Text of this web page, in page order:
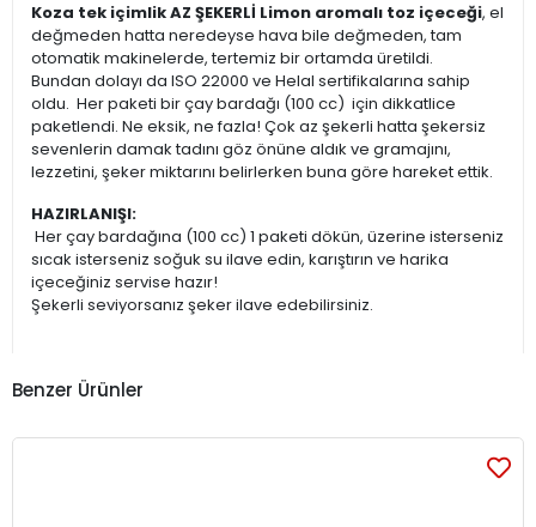
Koza tek içimlik AZ ŞEKERLİ Limon aromalı toz içeceği, el
değmeden hatta neredeyse hava bile değmeden, tam
otomatik makinelerde, tertemiz bir ortamda üretildi.
Bundan dolayı da ISO 22000 ve Helal sertifikalarına sahip
oldu. Her paketi bir çay bardağı (100 cc) için dikkatlice
paketlendi. Ne eksik, ne fazla! Çok az şekerli hatta şekersiz
sevenlerin damak tadını göz önüne aldık ve gramajını,
lezzetini, şeker miktarını belirlerken buna göre hareket ettik.
HAZIRLANIŞI:
Her çay bardağına (100 cc) 1 paketi dökün, üzerine isterseniz
sıcak isterseniz soğuk su ilave edin, karıştırın ve harika
içeceğiniz servise hazır!
Şekerli seviyorsanız şeker ilave edebilirsiniz.
Benzer Ürünler